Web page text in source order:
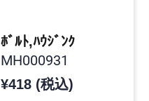
ﾎﾞﾙﾄ,ﾊｳｼﾞﾝｸ
MH000931
¥418 (税込)